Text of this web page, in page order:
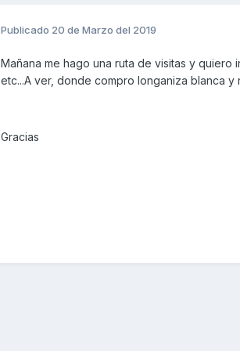
Publicado 20 de Marzo del 2019
Mañana me hago una ruta de visitas y quiero
etc...A ver, donde compro longaniza blanca y
Gracias